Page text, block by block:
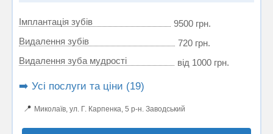
Імплантація зубів
9500 грн.
Видалення зубів
720 грн.
Видалення зуба мудрості
від 1000 грн.
➡️ Усі послуги та ціни (19)
📍 Миколаїв, ул. Г. Карпенка, 5 р-н. Заводський